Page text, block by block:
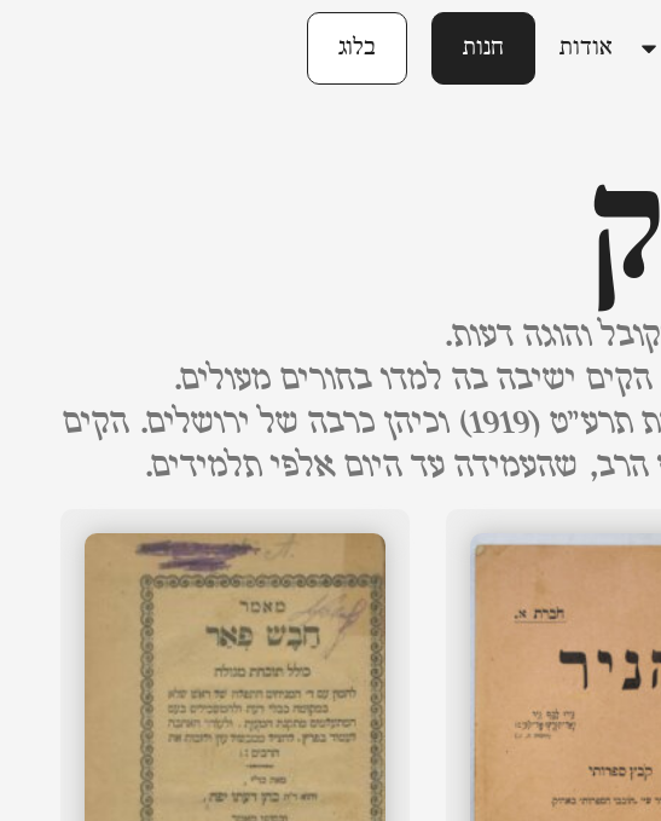
אודות חנות בלוג
והוגה דעות.
בשנות מלחמת העולם הראשונה שהה בגולה, ולאחר מכן חזר ארצה בשנת תרע"ט (1919) וכיהן כרבה של ירושלים. הקים
שהעמידה עד היום אלפי תלמידים.